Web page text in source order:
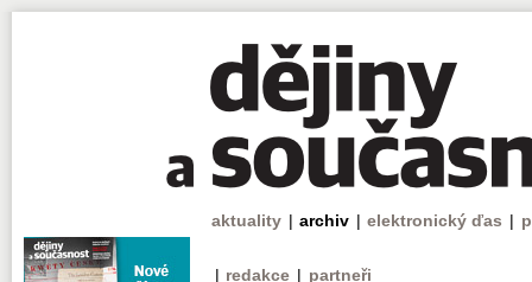
aktuality | archiv | elektronický ďas |
| redakce | partneři